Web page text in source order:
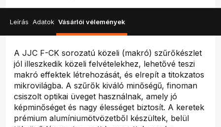
Leírás Adatok Vásárlói vélemények
A JJC F-CK sorozatú közeli (makró) szűrőkészlet
jól illeszkedik közeli felvételekhez, lehetővé teszi
makró effektek létrehozását, és elrepít a titokzatos
mikrovilágba. A szűrők kiváló minőségű, finoman
csiszolt optikai üveget használnak, amely jó
képminőséget és nagy élességet biztosít. A keretek
prémium alumíniumötvözetből készültek, belül